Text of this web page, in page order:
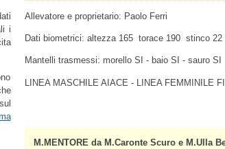
i
Allevatore e proprietario: Paolo Ferri
Dati biometrici: altezza 165 torace 190 stinco
Mantelli trasmessi: morello SI - baio SI - sauro SI
LINEA MASCHILE AIACE - LINEA FEMMINILE
M.MENTORE da M.Caronte Scuro e M.Ulla